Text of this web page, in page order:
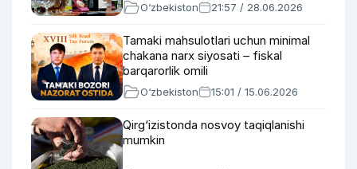
O‘zbekiston 21:57 / 28.06.2026
Tamaki mahsulotlari uchun minimal
chakana narx siyosati – fiskal
barqarorlik omili
O‘zbekiston 15:01 / 15.06.2026
Qirg‘izistonda nosvoy taqiqlanishi
mumkin